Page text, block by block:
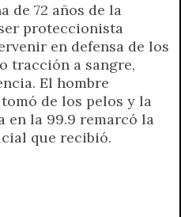
de 72 años de la
proteccionista
en defensa de los
tracción a sangre,
El hombre
de los pelos y la
en la 99.9 remarcó la
que recibió.